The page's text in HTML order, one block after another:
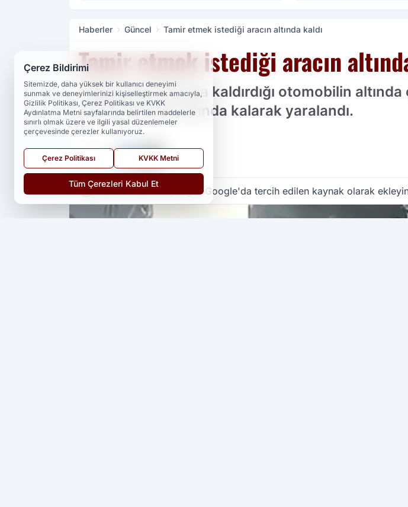
Haberler Güncel Tamir etmek istediği aracın altında kaldı
Tamir etmek istediği aracın
İnebolu'da krikoyla kaldırdığı otomobilin
sonucu aracın altında kalarak yaralandı.
PAYLAŞ
Yedi 23 Haber kaynağını Google'da tercih edilen kaynak olarak
Çerez Bildirimi
Sitemizde, daha yüksek bir kullanıcı deneyimi
sunmak ve deneyimlerinizi kişiselleştirmek amacıyla,
Gizlilik Politikası, Çerez Politikası ve KVKK
Aydınlatma Metni sayfalarında belirtilen maddelerle
sınırlı olmak üzere ve ilgili yasal düzenlemeler
çerçevesinde çerezler kullanıyoruz.
Çerez Politikası KVKK Metni
Tüm Çerezleri Kabul Et